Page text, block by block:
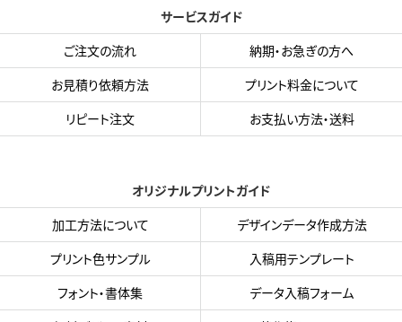
サービスガイド
ご注文の流れ
納期・お急ぎの方へ
お見積り依頼方法
プリント料金について
リピート注文
お支払い方法・送料
オリジナルプリントガイド
加工方法について
デザインデータ作成方法
プリント色サンプル
入稿用テンプレート
フォント・書体集
データ入稿フォーム